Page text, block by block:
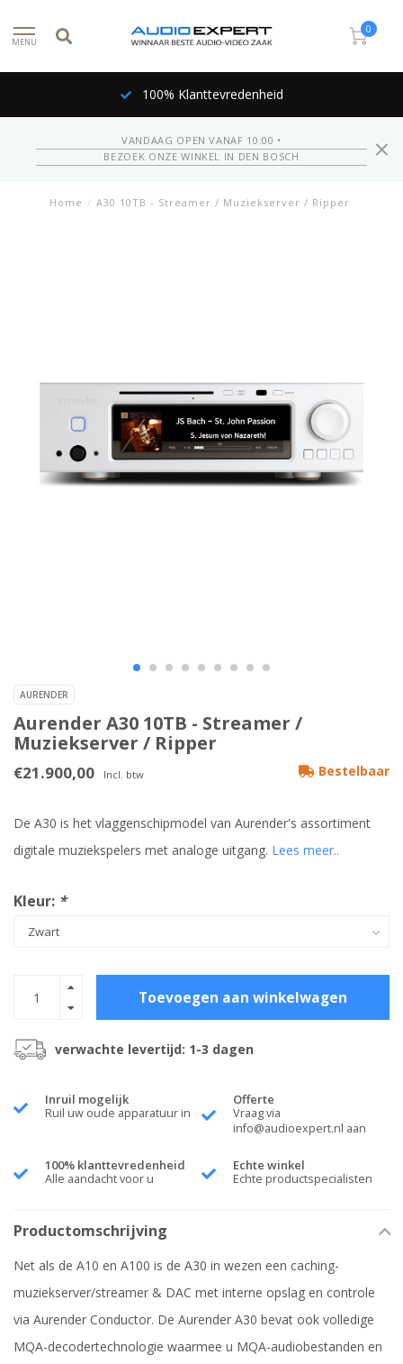
MENU
0
100% Klanttevredenheid
VANDAAG OPEN VANAF 10:00 •
BEZOEK ONZE WINKEL IN DEN BOSCH
Home / A30 10TB - Streamer / Muziekserver / Ripper
AURENDER
Aurender A30 10TB - Streamer /
Muziekserver / Ripper
€21.900,00 Incl. btw Bestelbaar
De A30 is het vlaggenschipmodel van Aurender's assortiment
digitale muziekspelers met analoge uitgang. Lees meer..
Kleur: *
Toevoegen aan winkelwagen
verwachte levertijd: 1-3 dagen
Inruil mogelijk
Ruil uw oude apparatuur in
Offerte
Vraag via
info@audioexpert.nl aan
100% klanttevredenheid
Alle aandacht voor u
Echte winkel
Echte productspecialisten
Productomschrijving
Net als de A10 en A100 is de A30 in wezen een caching-
muziekserver/streamer & DAC met interne opslag en controle
via Aurender Conductor. De Aurender A30 bevat ook volledige
MQA-decodertechnologie waarmee u MQA-audiobestanden en